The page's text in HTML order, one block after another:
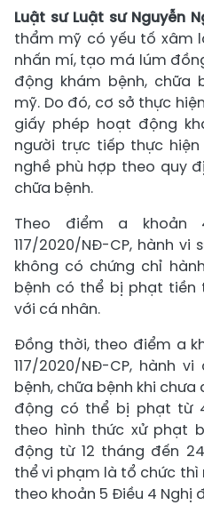
Luật sư Luật sư Nguyễn
thẩm mỹ có yếu tố xâm
nhấn mí, tạo má lúm
động khám bệnh, chữa
mỹ. Do đó, cơ sở thực
giấy phép hoạt động
người trực tiếp thực
nghề phù hợp theo quy
chữa bệnh.
Theo điểm a khoản
117/2020/NĐ-CP, hành vi
không có chứng chỉ
bệnh có thể bị phạt
với cá nhân.
Đồng thời, theo điểm a
117/2020/NĐ-CP, hành
bệnh, chữa bệnh khi
động có thể bị phạt từ
theo hình thức xử phạt
động từ 12 tháng đến
thể vi phạm là tổ chức
theo khoản 5 Điều 4 Nghị